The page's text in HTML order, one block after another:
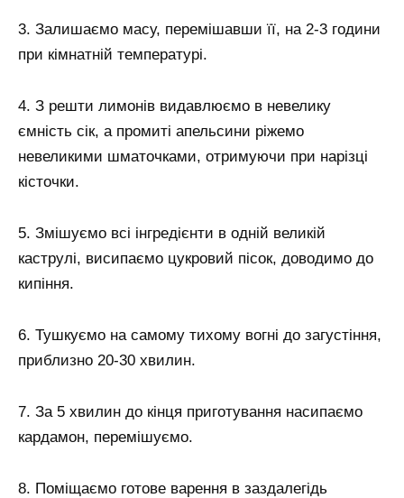
3. Залишаємо масу, перемішавши її, на 2-3 години
при кімнатній температурі.
4. З решти лимонів видавлюємо в невелику
ємність сік, а промиті апельсини ріжемо
невеликими шматочками, отримуючи при нарізці
кісточки.
5. Змішуємо всі інгредієнти в одній великій
каструлі, висипаємо цукровий пісок, доводимо до
кипіння.
6. Тушкуємо на самому тихому вогні до загустіння,
приблизно 20-30 хвилин.
7. За 5 хвилин до кінця приготування насипаємо
кардамон, перемішуємо.
8. Поміщаємо готове варення в заздалегідь